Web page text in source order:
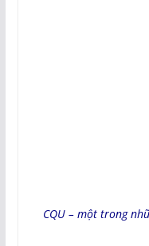
CQU – một trong